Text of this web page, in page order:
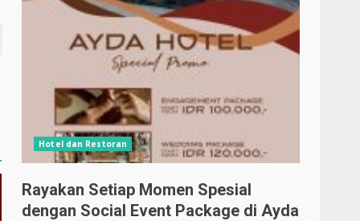
Hotel dan Restoran
Rayakan Setiap Momen Spesial
dengan Social Event Package di Ayda